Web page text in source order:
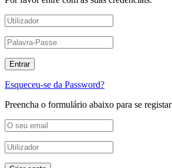
Esqueceu-se da Password?
Preencha o formulário abaixo para se registar